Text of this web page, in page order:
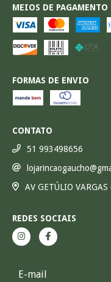
MEIOS DE PAGAMENTO
FORMAS DE ENVIO
CONTATO
51 993498656
AV GETÚLIO
REDES SOCIAIS